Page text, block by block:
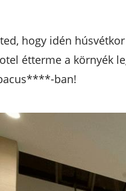
hogy idén
étterme a környék
ban!